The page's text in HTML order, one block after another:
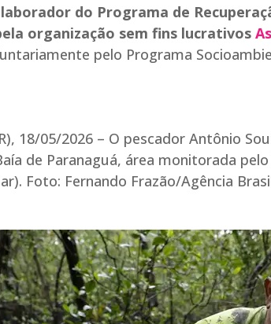
do Programa de
organização sem fins lucrativos
pelo Programa